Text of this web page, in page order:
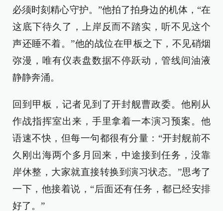
必须时刻精心守护。”他拍了拍身边的机体，“在
这底下待久了，上岸反而不踏实，听不见这个
声还睡不着。”他的战位在甲板之下，不见硝烟
弥漫，唯有仪表盘数据不停跃动，管线间油液
静静奔涌。
回到甲板，记者见到了开封舰曹政委。他刚从
作战指挥室出来，手里拿着一本演习预案。他
语速不快，但每一句都很有分量：“开封舰前不
久刚出海两个多月回来，中途接到任务，没靠
岸休整，大家就直接转换到演习状态。”思考了
一下，他接着说，“后面还有任务，都已经安排
好了。”